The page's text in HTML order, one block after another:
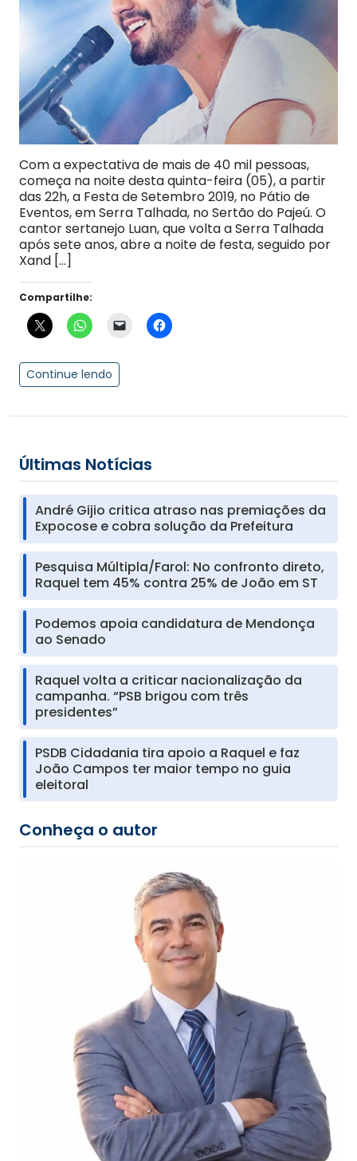
Com a expectativa de mais de 40 mil pessoas,
começa na noite desta quinta-feira (05), a partir
das 22h, a Festa de Setembro 2019, no Pátio de
Eventos, em Serra Talhada, no Sertão do Pajeú. O
cantor sertanejo Luan, que volta a Serra Talhada
após sete anos, abre a noite de festa, seguido por
Xand […]
Compartilhe:
Continue lendo
Últimas Notícias
André Gijio critica atraso nas premiações da
Expocose e cobra solução da Prefeitura
Pesquisa Múltipla/Farol: No confronto direto,
Raquel tem 45% contra 25% de João em ST
Podemos apoia candidatura de Mendonça
ao Senado
Raquel volta a criticar nacionalização da
campanha. “PSB brigou com três
presidentes”
PSDB Cidadania tira apoio a Raquel e faz
João Campos ter maior tempo no guia
eleitoral
Conheça o autor